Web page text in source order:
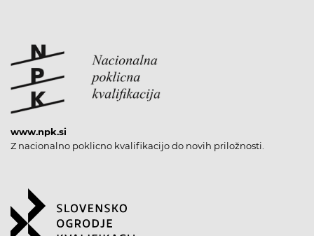
www.npk.si
Z nacionalno poklicno kvalifikacijo do novih priložnosti.